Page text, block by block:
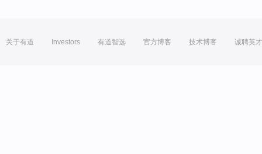
关于有道 Investors 有道智选 官方博客 技术博客 诚聘英才